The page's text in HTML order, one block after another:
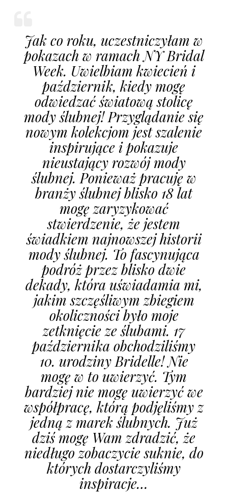
Jak co roku, uczestniczyłam w
pokazach w ramach NY Bridal
Week. Uwielbiam kwiecień i
październik, kiedy mogę
odwiedzać światową stolicę
mody ślubnej! Przyglądanie się
nowym kolekcjom jest szalenie
inspirujące i pokazuje
nieustający rozwój mody
ślubnej. Ponieważ pracuję w
branży ślubnej blisko 18 lat
mogę zaryzykować
stwierdzenie, że jestem
świadkiem najnowszej historii
mody ślubnej. To fascynująca
podróż przez blisko dwie
dekady, która uświadamia mi,
jakim szczęśliwym zbiegiem
okoliczności było moje
zetknięcie ze ślubami. 17
października obchodziliśmy
10. urodziny Bridelle! Nie
mogę w to uwierzyć. Tym
bardziej nie mogę uwierzyć we
współpracę, którą podjęliśmy z
jedną z marek ślubnych. Już
dziś mogę Wam zdradzić, że
niedługo zobaczycie suknie, do
których dostarczyliśmy
inspiracje…